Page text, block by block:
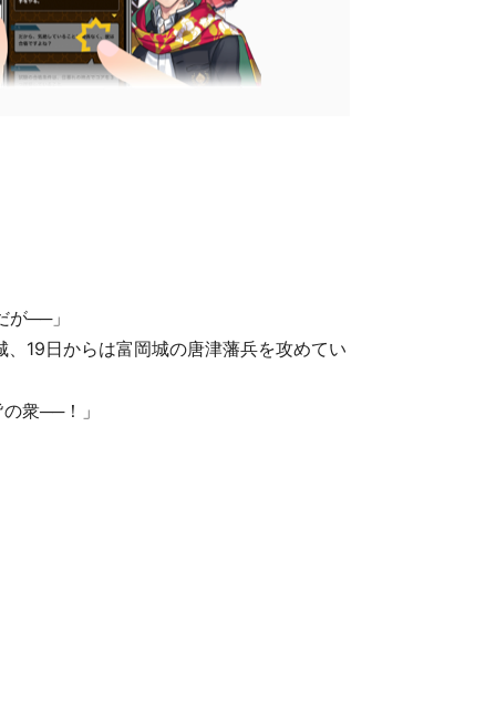
──」
19日からは富岡城の唐津藩兵を攻めてい
衆──！️」